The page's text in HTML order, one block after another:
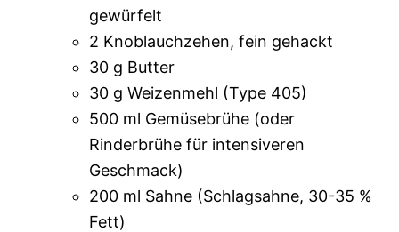
gewürfelt
2 Knoblauchzehen, fein gehackt
30 g Butter
30 g Weizenmehl (Type 405)
500 ml Gemüsebrühe (oder
Rinderbrühe für intensiveren
Geschmack)
200 ml Sahne (Schlagsahne, 30-35 %
Fett)